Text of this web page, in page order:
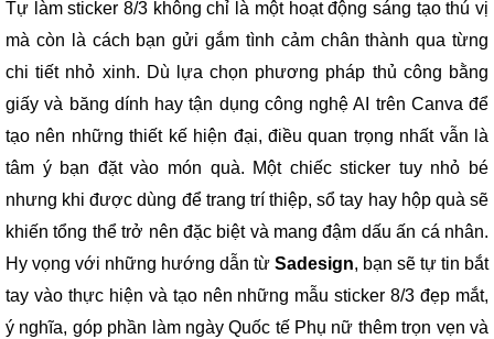
Tự làm sticker 8/3 không chỉ là một hoạt động sáng tạo thú vị
mà còn là cách bạn gửi gắm tình cảm chân thành qua từng
chi tiết nhỏ xinh. Dù lựa chọn phương pháp thủ công bằng
giấy và băng dính hay tận dụng công nghệ AI trên Canva để
tạo nên những thiết kế hiện đại, điều quan trọng nhất vẫn là
tâm ý bạn đặt vào món quà. Một chiếc sticker tuy nhỏ bé
nhưng khi được dùng để trang trí thiệp, sổ tay hay hộp quà sẽ
khiến tổng thể trở nên đặc biệt và mang đậm dấu ấn cá nhân.
Hy vọng với những hướng dẫn từ Sadesign, bạn sẽ tự tin bắt
tay vào thực hiện và tạo nên những mẫu sticker 8/3 đẹp mắt,
ý nghĩa, góp phần làm ngày Quốc tế Phụ nữ thêm trọn vẹn và